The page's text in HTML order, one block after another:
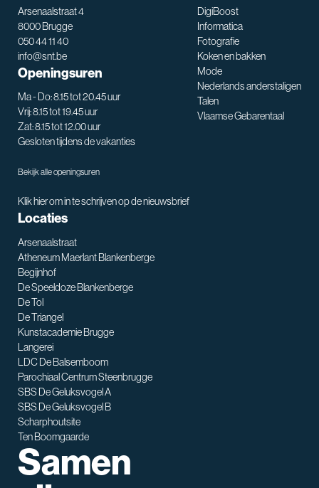
Arsenaalstraat 4
8000 Brugge
050 44 11 40
info@snt.be
Openingsuren
Ma - Do: 8.15 tot 20.45 uur
Vrij: 8.15 tot 19.45 uur
Zat: 8.15 tot 12.00 uur
Gesloten tijdens de vakanties
Bekijk alle openingsuren
Klik hier om in te schrijven op de nieuwsbrief
DigiBoost
Informatica
Fotografie
Koken en bakken
Mode
Nederlands anderstaligen
Talen
Vlaamse Gebarentaal
Locaties
Arsenaalstraat
Atheneum Maerlant Blankenberge
Begijnhof
De Speeldoze Blankenberge
De Tol
De Triangel
Kunstacademie Brugge
Langerei
LDC De Balsemboom
Parochiaal Centrum Steenbrugge
SBS De Geluksvogel A
SBS De Geluksvogel B
Scharphoutsite
Ten Boomgaarde
Samen
SNT assistent
Waarmee kan ik je helpen?